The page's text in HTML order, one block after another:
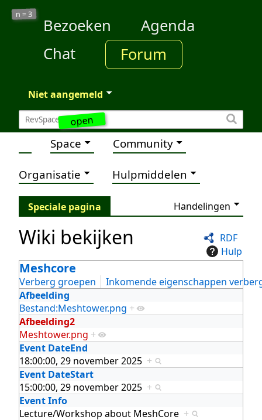
open
n =3
Bezoeken
Agenda
Chat
Forum
Niet aangemeld
Space Community
Organisatie Hulpmiddelen
Speciale pagina Handelingen
RDF
Hulp
Wiki bekijken
Meshcore
Verberg groepen
Inkomende eigenschappen
Afbeelding
Bestand:Meshtower.png +
Afbeelding2
Meshtower.png +
Event DateEnd
18:00:00, 29 november 2025 +
Event DateStart
15:00:00, 29 november 2025 +
Event Info
Lecture/Workshop about MeshCore +